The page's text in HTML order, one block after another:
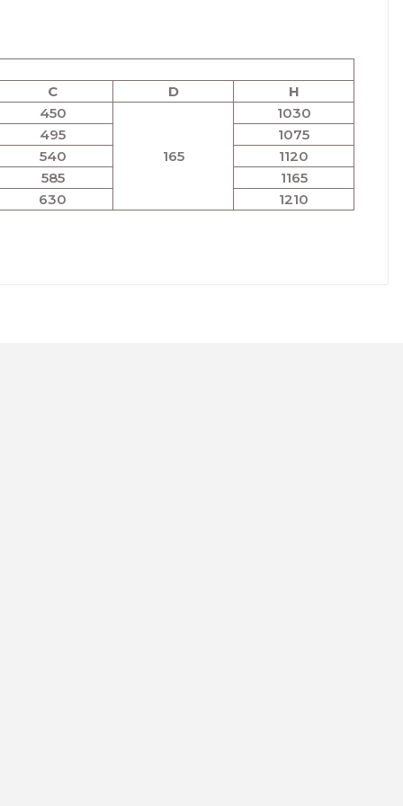
C D
H
450
165
1030
495
1075
540
1120
585
1165
630 1210